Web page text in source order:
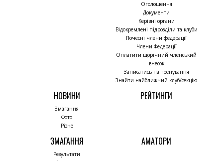
Оголошення
Документи
Керівні органи
Відокремлені підрозділи та клуби
Почесні члени федерації
Члени Федерації
Оплатити щорічний членський
внесок
Записатись на тренування
Знайти найближчий клуб/секцію
НОВИНИ
Змагання
Фото
Різне
РЕЙТИНГИ
ЗМАГАННЯ
Результати
АМАТОРИ